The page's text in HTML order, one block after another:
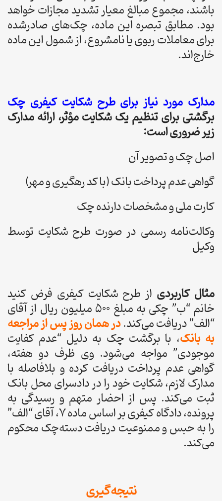
باشند، مجموع مبالغ معیار تشدید مجازات خواهد
بود. مطابق تبصره این ماده، چک‌های صادرشده
برای معاملات ربوی یا نامشروع، از شمول این ماده
خارج‌اند.
مدارک مورد نیاز برای طرح شکایت کیفری چک
برگشتی برای تنظیم یک شکایت مؤثر، ارائه مدارک
زیر ضروری است:
اصل چک و تصویر آن
گواهی عدم پرداخت بانک (با کد رهگیری و مهر)
کارت ملی و مشخصات دارنده چک
وکالت‌نامه رسمی در صورت طرح شکایت توسط
وکیل
مثال کاربردی از طرح شکایت کیفری فرض کنید
خانم “ب” چکی به مبلغ ۵۰۰ میلیون ریال از آقای
“الف” دریافت می‌کند.در همان روز پس از مراجعه
به بانک، با برگشت چک به دلیل “عدم کفایت
موجودی” مواجه می‌شود. وی ظرف دو هفته،
گواهی عدم پرداخت دریافت کرده و بلافاصله با
مدارک لازم، شکایت خود را در دادسرای محل بانک
ثبت می‌کند. پس از احضار متهم و رسیدگی به
پرونده، دادگاه کیفری بر اساس ماده ۷، آقای “الف”
را به حبس و ممنوعیت دریافت دسته‌چک محکوم
می‌کند.
نتیجه‌گیری